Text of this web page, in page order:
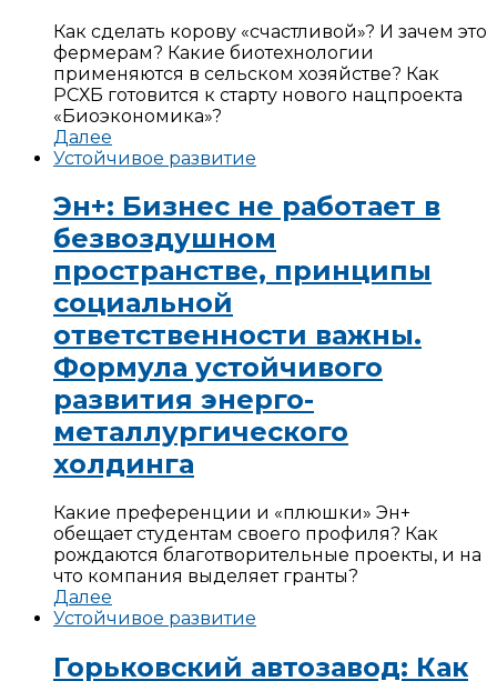
Как сделать корову «счастливой»? И зачем это
фермерам? Какие биотехнологии
применяются в сельском хозяйстве? Как
РСХБ готовится к старту нового нацпроекта
«Биоэкономика»?
Далее
Устойчивое развитие
Эн+: Бизнес не работает в
безвоздушном
пространстве, принципы
социальной
ответственности важны.
Формула устойчивого
развития энерго-
металлургического
холдинга
Какие преференции и «плюшки» Эн+
обещает студентам своего профиля? Как
рождаются благотворительные проекты, и на
что компания выделяет гранты?
Далее
Устойчивое развитие
Горьковский автозавод: Как